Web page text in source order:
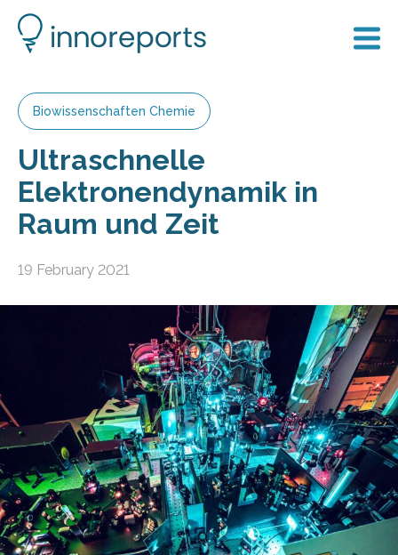
Biowissenschaften Chemie
Ultraschnelle
Elektronendynamik in
Raum und Zeit
19 February 2021